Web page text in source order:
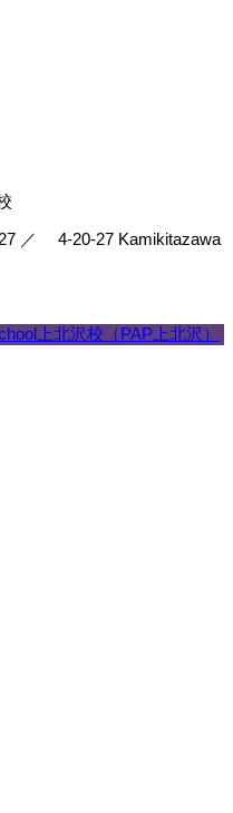
／ 4-20-27 Kamikitazawa
上北沢校（PAP上北沢）